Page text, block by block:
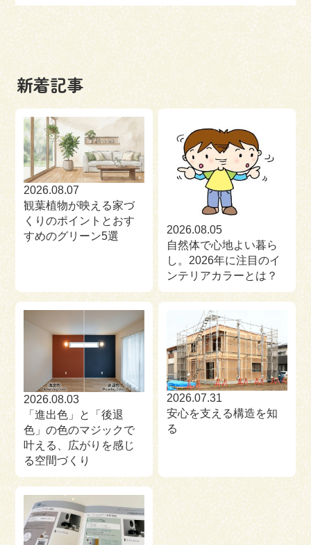
054-365-3838
来場予約 資料請求
新着記事
2026.08.07
観葉植物が映える家づ
くりのポイントとおす
すめのグリーン5選
2026.08.05
自然体で心地よい暮ら
し。2026年に注目のイ
ンテリアカラーとは？
2026.08.03
「進出色」と「後退
色」の色のマジックで
叶える、広がりを感じ
る空間づくり
2026.07.31
安心を支える構造を知
る